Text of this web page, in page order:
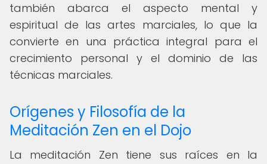
también abarca el aspecto mental y
espiritual de las artes marciales, lo que la
convierte en una práctica integral para el
crecimiento personal y el dominio de las
técnicas marciales.
Orígenes y Filosofía de la
Meditación Zen en el Dojo
La meditación Zen tiene sus raíces en la